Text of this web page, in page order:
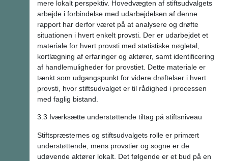
mere lokalt perspektiv. Hovedvægten af stiftsudvalgets
arbejde i forbindelse med udarbejdelsen af denne
rapport har derfor været på at analysere og drøfte
situationen i hvert enkelt provsti. Der er udarbejdet et
materiale for hvert provsti med statistiske nøgletal,
kortlægning af erfaringer og aktører, samt identificering
af handlemuligheder for provstiet. Dette materiale er
tænkt som udgangspunkt for videre drøftelser i hvert
provsti, hvor stiftsudvalget er til rådighed i processen
med faglig bistand.
3.3 Iværksætte understøttende tiltag på stiftsniveau
Stiftspræsternes og stiftsudvalgets rolle er primært
understøttende, mens provstier og sogne er de
udøvende aktører lokalt. Det følgende er et bud på en